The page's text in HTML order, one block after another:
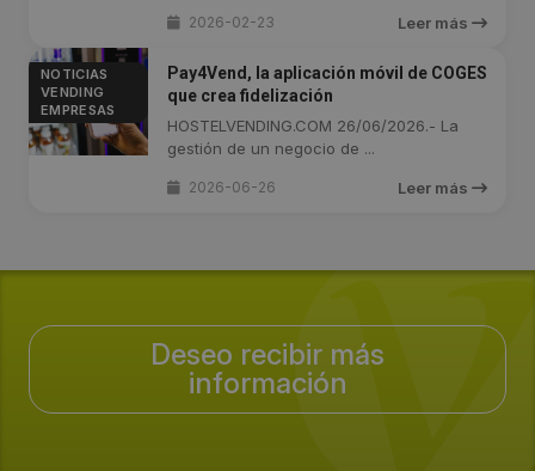
2026-02-23 Leer más
NOTICIAS
VENDING
EMPRESAS
Pay4Vend, la aplicación móvil de COGES
que crea fidelización
HOSTELVENDING.COM 26/06/2026.- La
gestión de un negocio de ...
2026-06-26 Leer más
Deseo recibir más
información